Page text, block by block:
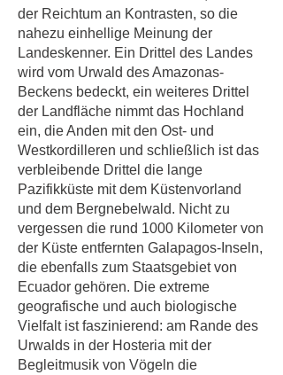
der Reichtum an Kontrasten, so die
nahezu einhellige Meinung der
Landeskenner. Ein Drittel des Landes
wird vom Urwald des Amazonas-
Beckens bedeckt, ein weiteres Drittel
der Landfläche nimmt das Hochland
ein, die Anden mit den Ost- und
Westkordilleren und schließlich ist das
verbleibende Drittel die lange
Pazifikküste mit dem Küstenvorland
und dem Bergnebelwald. Nicht zu
vergessen die rund 1000 Kilometer von
der Küste entfernten Galapagos-Inseln,
die ebenfalls zum Staatsgebiet von
Ecuador gehören. Die extreme
geografische und auch biologische
Vielfalt ist faszinierend: am Rande des
Urwalds in der Hosteria mit der
Begleitmusik von Vögeln die